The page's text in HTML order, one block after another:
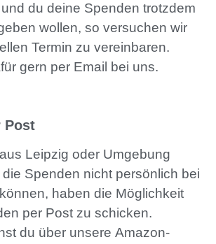
du deine Spenden trotzdem
wollen, so versuchen wir
Termin zu vereinbaren.
gern per Email bei uns.
Post
Leipzig oder Umgebung
Spenden nicht persönlich bei
haben die Möglichkeit
per Post zu schicken.
du über unsere Amazon-